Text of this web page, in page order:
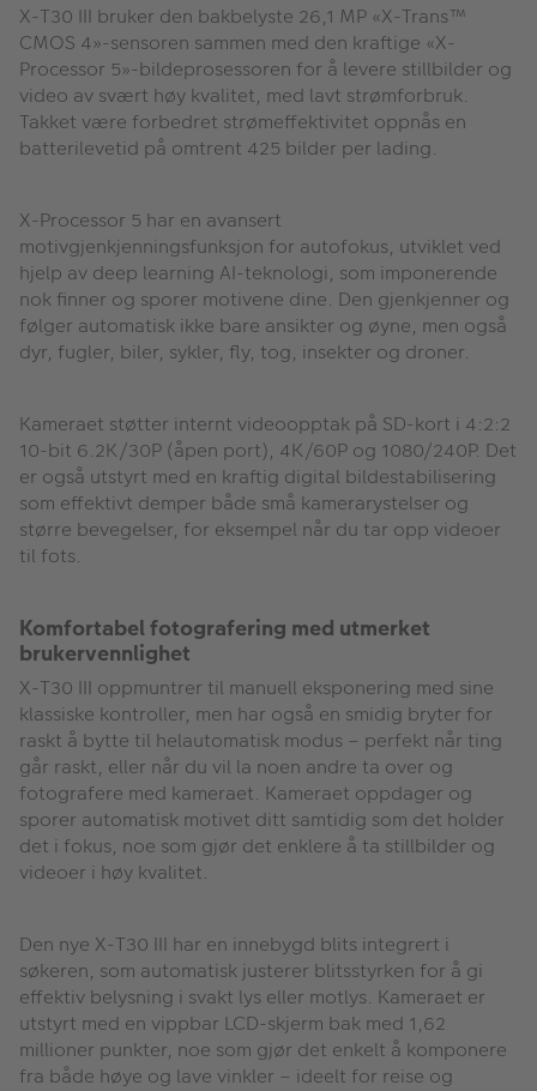
X-T30 III bruker den bakbelyste 26,1 MP «X-Trans™
CMOS 4»-sensoren sammen med den kraftige «X-
Processor 5»-bildeprosessoren for å levere stillbilder og
video av svært høy kvalitet, med lavt strømforbruk.
Takket være forbedret strømeffektivitet oppnås en
batterilevetid på omtrent 425 bilder per lading.
X-Processor 5 har en avansert
motivgjenkjenningsfunksjon for autofokus, utviklet ved
hjelp av deep learning AI-teknologi, som imponerende
nok finner og sporer motivene dine. Den gjenkjenner og
følger automatisk ikke bare ansikter og øyne, men også
dyr, fugler, biler, sykler, fly, tog, insekter og droner.
Kameraet støtter internt videoopptak på SD-kort i 4:2:2
10-bit 6.2K/30P (åpen port), 4K/60P og 1080/240P. Det
er også utstyrt med en kraftig digital bildestabilisering
som effektivt demper både små kamerarystelser og
større bevegelser, for eksempel når du tar opp videoer
til fots.
Komfortabel fotografering med utmerket
brukervennlighet
X-T30 III oppmuntrer til manuell eksponering med sine
klassiske kontroller, men har også en smidig bryter for
raskt å bytte til helautomatisk modus – perfekt når ting
går raskt, eller når du vil la noen andre ta over og
fotografere med kameraet. Kameraet oppdager og
sporer automatisk motivet ditt samtidig som det holder
det i fokus, noe som gjør det enklere å ta stillbilder og
videoer i høy kvalitet.
Den nye X-T30 III har en innebygd blits integrert i
søkeren, som automatisk justerer blitsstyrken for å gi
effektiv belysning i svakt lys eller motlys. Kameraet er
utstyrt med en vippbar LCD-skjerm bak med 1,62
millioner punkter, noe som gjør det enkelt å komponere
fra både høye og lave vinkler – ideelt for reise og